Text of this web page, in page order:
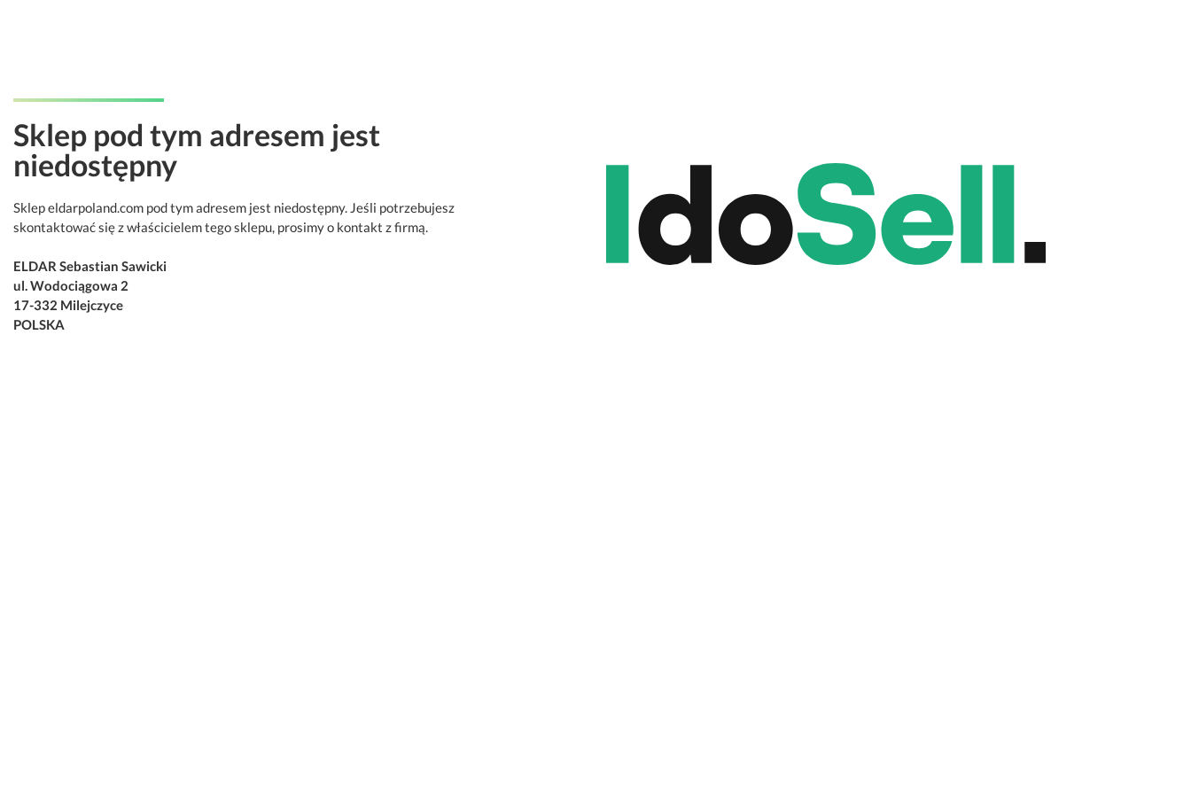
Sklep pod tym adresem jest
niedostępny
Sklep eldarpoland.com pod tym adresem jest niedostępny. Jeśli potrzebujesz
skontaktować się z właścicielem tego sklepu, prosimy o kontakt z firmą.
ELDAR Sebastian Sawicki
ul. Wodociągowa 2
17-332 Milejczyce
POLSKA